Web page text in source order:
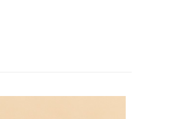
通路繳費。
金額後，即可完成結帳。
通知簡訊。